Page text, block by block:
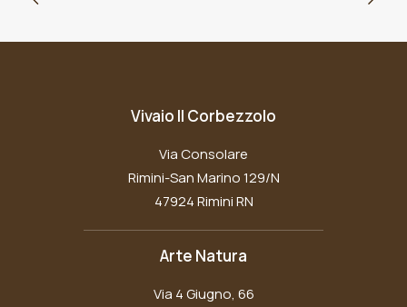
Vivaio Il Corbezzolo
Via Consolare
Rimini-San Marino 129/N
47924 Rimini RN
Arte Natura
Via 4 Giugno, 66